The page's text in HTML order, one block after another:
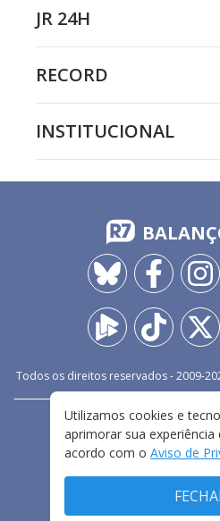
JR 24H
RECORD
INSTITUCIONAL
Todos os direitos reservados - 2009-
FALE
TERMOS E
Utilizamos cookies e
aprimorar sua experiência
acordo com o Aviso de